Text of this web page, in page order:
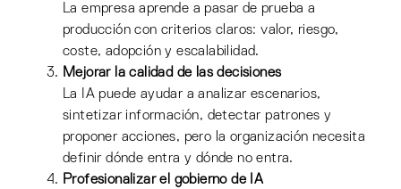
La empresa aprende a pasar de prueba a
producción con criterios claros: valor, riesgo,
coste, adopción y escalabilidad.
Mejorar la calidad de las decisiones
La IA puede ayudar a analizar escenarios,
sintetizar información, detectar patrones y
proponer acciones, pero la organización necesita
definir dónde entra y dónde no entra.
Profesionalizar el gobierno de IA